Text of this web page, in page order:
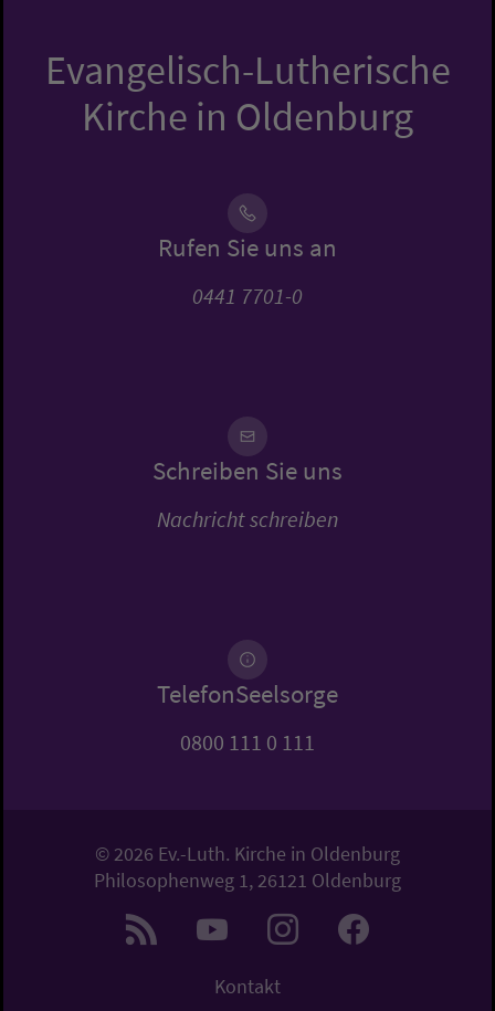
Evangelisch-Lutherische
Kirche in Oldenburg
Rufen Sie uns an
0441 7701-0
Schreiben Sie uns
Nachricht schreiben
TelefonSeelsorge
0800 111 0 111
© 2026 Ev.-Luth. Kirche in Oldenburg
Philosophenweg 1, 26121 Oldenburg
Kontakt